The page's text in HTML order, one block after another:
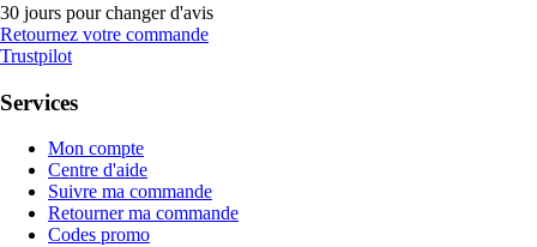
30 jours pour changer d'avis
Retournez votre commande
Trustpilot
Services
Mon compte
Centre d'aide
Suivre ma commande
Retourner ma commande
Codes promo